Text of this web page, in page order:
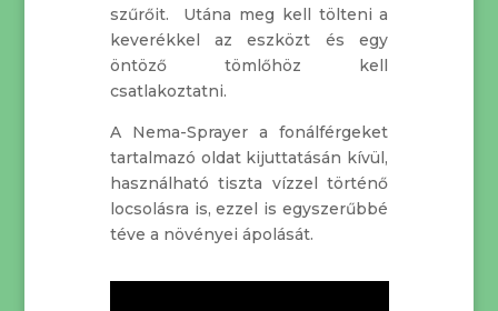
szűrőit. Utána meg kell tölteni a
keverékkel az eszközt és egy
öntöző tömlőhöz kell
csatlakoztatni.
A Nema-Sprayer a fonálférgeket
tartalmazó oldat kijuttatásán kívül,
használható tiszta vízzel történő
locsolásra is, ezzel is egyszerűbbé
téve a növényei ápolását.